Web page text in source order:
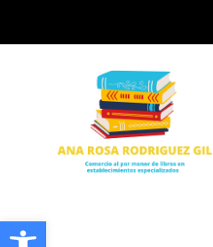
Abrir barra de